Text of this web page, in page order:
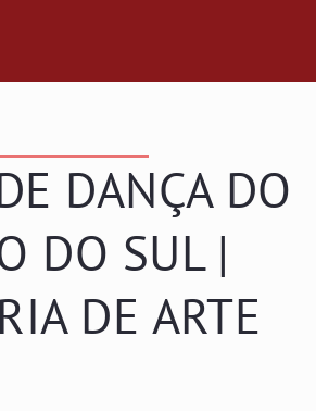
DANÇA DO
DO SUL |
DE ARTE